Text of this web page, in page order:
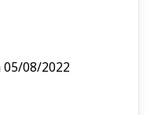
05/08/2022